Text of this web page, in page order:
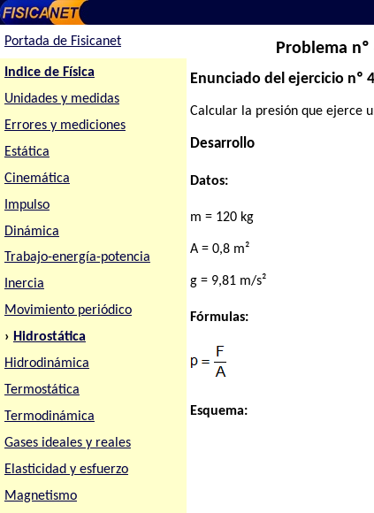
Portada de Fisicanet
Indice de Física
Unidades y medidas
Errores y mediciones
Estática
Cinemática
Impulso
Dinámica
Trabajo-energía-potencia
Inercia
Movimiento periódico
› Hidrostática
Hidrodinámica
Termostática
Termodinámica
Gases ideales y reales
Elasticidad y esfuerzo
Magnetismo
Problema
Enunciado del ejercicio nº 4
Calcular la presión que ejerce
Desarrollo
Datos:
m = 120 kg
A = 0,8 m²
g = 9,81 m/s²
Fórmulas:
Esquema: